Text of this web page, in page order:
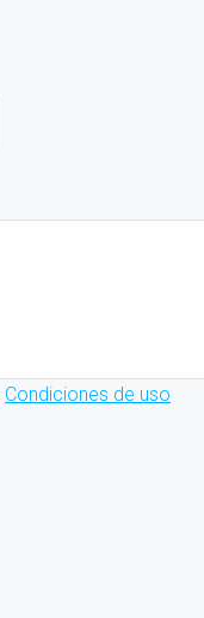
Condiciones de uso